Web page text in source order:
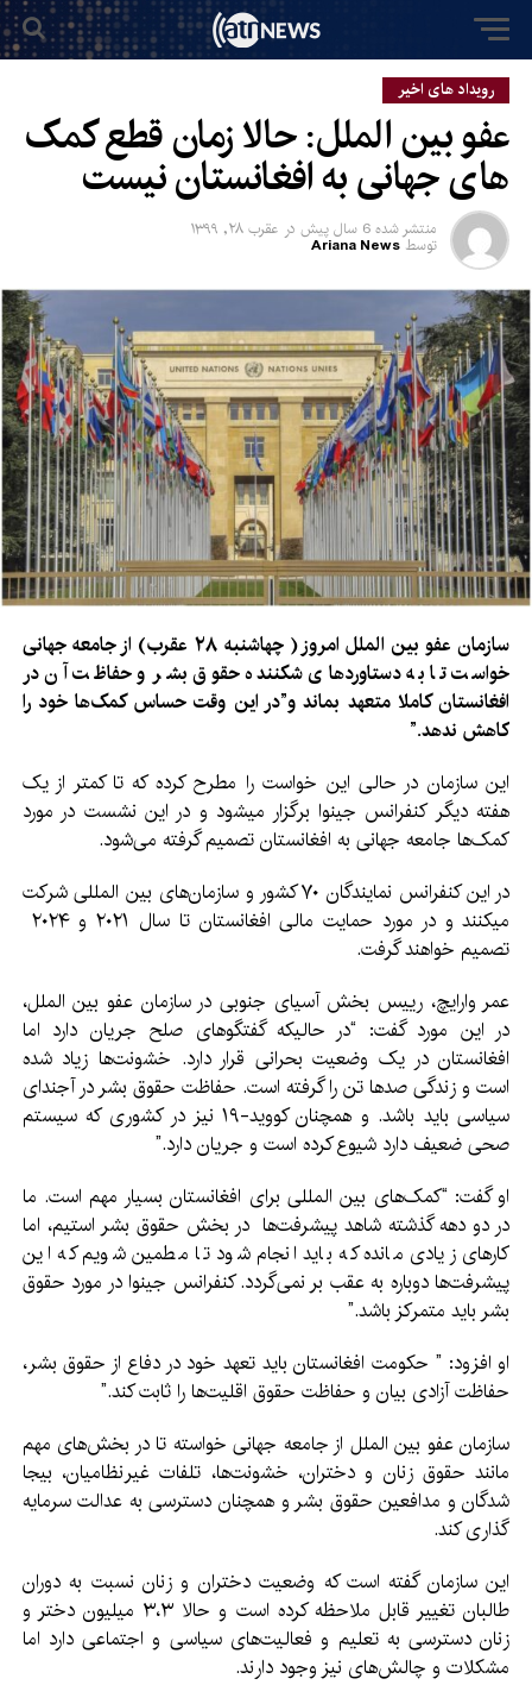
رویداد های اخیر
عفو بین الملل: حالا زمان قطع کمک
های جهانی به افغانستان نیست
منتشر شده 6 سال پیش در عقرب ۲۸, ۱۳۹۹
توسط Ariana News
سازمان عفو بین الملل امروز ( چهاشنبه ۲۸ عقرب) از جامعه جهانی
خواست تا به دستاوردهای شکننده حقوق بشر و حفاظت آن در
افغانستان کاملا متعهد بماند و”در این وقت حساس کمک‌ها خود را
کاهش ندهد.”
این سازمان در حالی این خواست را مطرح کرده که تا کمتر از یک
هفته دیگر کنفرانس جینوا برگزار میشود و در این نشست در مورد
کمک‌ها جامعه جهانی به افغانستان تصمیم گرفته می‌شود.
در این کنفرانس نمایند‌گان ۷۰ کشور و سازمان‌های بین المللی شرکت
تصمیم خواهند گرفت.
عمر وارایچ، رییس بخش آسیای جنوبی در سازمان عفو بین الملل،
در این مورد گفت: “در حالیکه گفتگوهای صلح جریان دارد اما
افغانستان در یک وضعیت بحرانی قرار دارد. خشونت‌ها زیاد شده
است و زند‌گی صدها تن را گرفته است. حفاظت حقوق بشر در آجندای
سیاسی باید باشد. و همچنان کووید-۱۹ نیز در کشوری که سیستم
صحی ضعیف دارد شیوع کرده است و جریان دارد.”
او گفت: “کمک‌های بین المللی برای افغانستان بسیار مهم است. ما
در دو دهه گذشته شاهد پیشرفت‌ها در بخش حقوق بشر استیم، اما
کارهای زیادی مانده که باید انجام شود تا مطمین شویم که این
پیشرفت‌ها دوباره به عقب بر نمی‌گردد. کنفرانس جینوا در مورد حقوق
بشر باید متمرکز باشد.”
او افزود: ” حکومت افغانستان باید تعهد خود در دفاع از حقوق بشر،
حفاظت آزادی بیان و حفاظت حقوق اقلیت‌ها را ثابت کند.”
سازمان عفو بین الملل از جامعه جهانی خواسته تا در بخش‌های مهم
مانند حقوق زنان و دختران، خشونت‌ها، تلفات غیرنظامیان، بیجا
شدگان و مدافعین حقوق بشر و همچنان دسترسی به عدالت سرمایه
گذاری کند.
این سازمان گفته است که وضعیت دختران و زنان نسبت به دوران
طالبان تغییر قابل ملاحظه کرده است و حالا ۳،۳ میلیون دختر و
زنان دسترسی به تعلیم و فعالیت‌های سیاسی و اجتماعی دارد اما
مشکلات و چالش‌های نیز وجود دارند.